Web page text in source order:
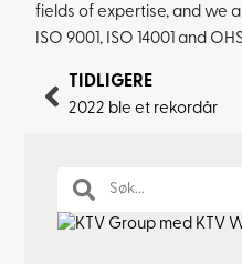
fields of expertise, and we
ISO 9001, ISO 14001 and
TIDLIGERE
2022 ble et rekordår